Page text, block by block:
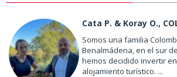
Cata P. & Koray O.,
Somos una familia
Benalmádena, en el sur
hemos decidido invertir
alojamiento turístico. ...